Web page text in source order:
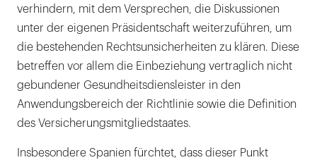
verhindern, mit dem Versprechen, die Diskussionen
unter der eigenen Präsidentschaft weiterzuführen, um
die bestehenden Rechtsunsicherheiten zu klären. Diese
betreffen vor allem die Einbeziehung vertraglich nicht
gebundener Gesundheitsdiensleister in den
Anwendungsbereich der Richtlinie sowie die Definition
des Versicherungsmitgliedstaates.
Insbesondere Spanien fürchtet, dass dieser Punkt